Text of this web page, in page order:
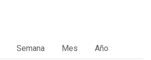
Semana Mes Año